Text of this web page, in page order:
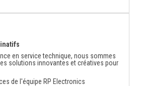
en service technique, nous sommes
solutions innovantes et créatives pour
de l'équipe RP Electronics